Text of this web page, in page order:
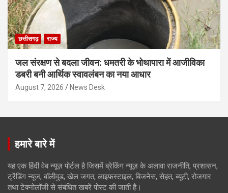
छत्तीसगढ़ राज्य
जल संरक्षण से बदला जीवन: धमतरी के भोथापारा में आजीविका
डबरी बनी आर्थिक स्वावलंबन का नया आधार
August 7, 2026 News Desk
हमारे बारे में
यह एक हिंदी वेब न्यूज़ पोर्टल है जिसमें ब्रेकिंग न्यूज़ के अलावा राजनीति, प्रशासन,
ट्रेंडिंग न्यूज, बॉलीवुड, खेल जगत, लाइफस्टाइल, बिजनेस, सेहत, ब्यूटी, रोजगार
तथा टेक्नोलॉजी से संबंधित खबरें पोस्ट की जाती है।